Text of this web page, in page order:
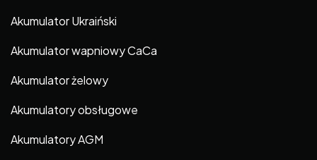
Akumulator Ukraiński
Akumulator wapniowy CaCa
Akumulator żelowy
Akumulatory obsługowe
Akumulatory AGM